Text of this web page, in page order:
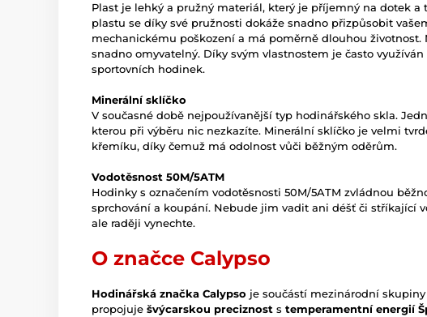
Plast je lehký a pružný materiál, který je příjemný na dotek a
plastu se díky své pružnosti dokáže snadno přizpůsobit
mechanickému poškození a má poměrně dlouhou životnost.
snadno omyvatelný. Díky svým vlastnostem je často
sportovních hodinek.
Minerální sklíčko
V současné době nejpoužívanější typ hodinářského skla.
kterou při výběru nic nezkazíte. Minerální sklíčko je velmi
křemíku, díky čemuž má odolnost vůči běžným oděrům.
Vodotěsnost 50M/5ATM
Hodinky s označením vodotěsnosti 50M/5ATM zvládnou
sprchování a koupání. Nebude jim vadit ani déšť či stříkající
ale raději vynechte.
O značce Calypso
Hodinářská značka Calypso je součástí mezinárodní skupiny
propojuje švýcarskou preciznost s temperamentní energií